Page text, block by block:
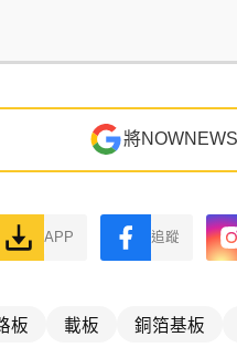
將
APP 追蹤
板 載板 銅箔基板